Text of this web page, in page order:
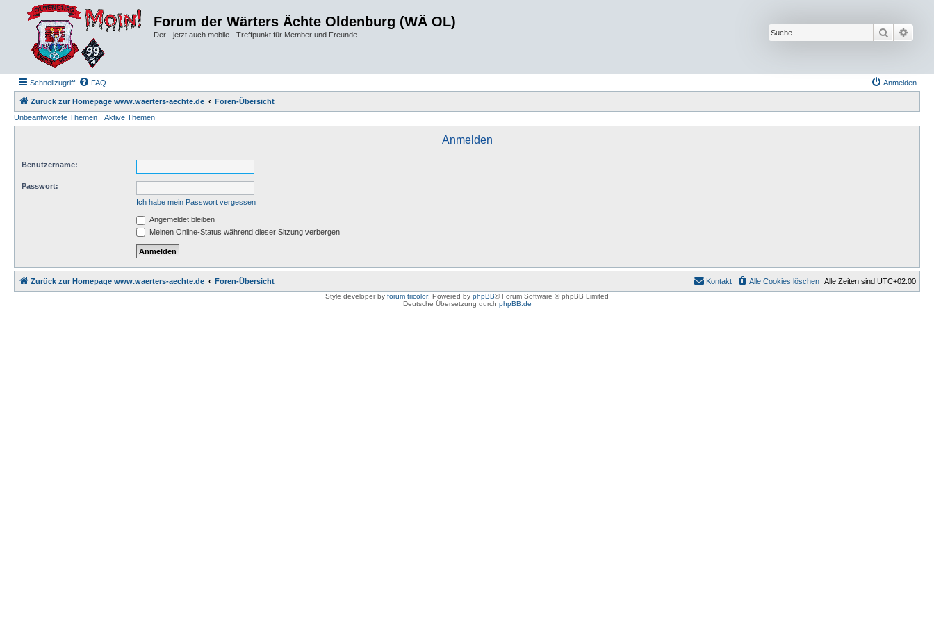
Forum der Wärters Ächte Oldenburg (WÄ OL)
Der - jetzt auch mobile - Treffpunkt für Member und Freunde. Suche
Schnellzugriff FAQ Anmelden
Zurück zur Homepage www.waerters-aechte.de
Foren-Übersicht
Unbeantwortete Themen
Aktive Themen
Anmelden
Benutzername:
Passwort:
Ich habe mein Passwort vergessen
Angemeldet bleiben
Meinen Online-Status während dieser Sitzung verbergen
Zurück zur Homepage www.waerters-aechte.de Foren-Übersicht Alle Zeiten sind UTC+02:00
Alle Cookies löschen
Kontakt
Style developer by forum tricolor, Powered by phpBB® Forum Software © phpBB Limited
Deutsche Übersetzung durch phpBB.de